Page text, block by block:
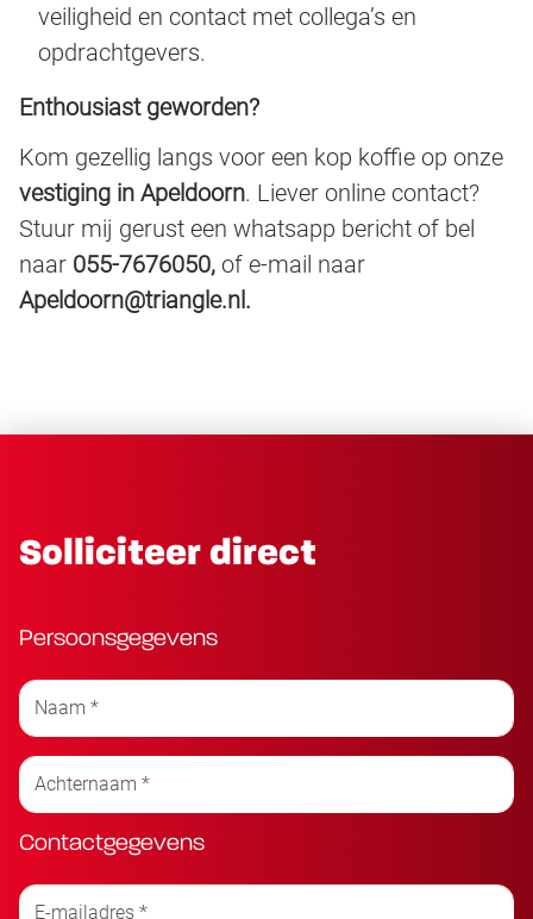
veiligheid en contact met collega’s en
opdrachtgevers.
Enthousiast geworden?
Kom gezellig langs voor een kop koffie op onze
vestiging in Apeldoorn. Liever online contact?
Stuur mij gerust een whatsapp bericht of bel
naar 055-7676050, of e-mail naar
Apeldoorn@triangle.nl.
Solliciteer direct
Persoonsgegevens
Contactgegevens